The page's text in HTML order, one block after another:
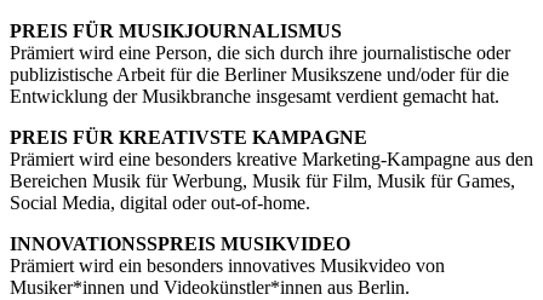
PREIS FÜR MUSIKJOURNALISMUS
Prämiert wird eine Person, die sich durch ihre journalistische oder
publizistische Arbeit für die Berliner Musikszene und/oder für die
Entwicklung der Musikbranche insgesamt verdient gemacht hat.
PREIS FÜR KREATIVSTE KAMPAGNE
Prämiert wird eine besonders kreative Marketing-Kampagne aus den
Bereichen Musik für Werbung, Musik für Film, Musik für Games,
Social Media, digital oder out-of-home.
INNOVATIONSSPREIS MUSIKVIDEO
Prämiert wird ein besonders innovatives Musikvideo von
Musiker*innen und Videokünstler*innen aus Berlin.